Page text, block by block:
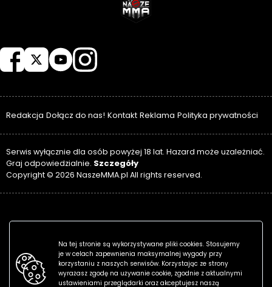
Redakcja Dołącz do nas! Kontakt Reklama Polityka prywatności
Serwis wyłącznie dla osób powyżej 18 lat. Hazard może uzależniać.
Graj odpowiedzialnie. Szczegóły
Copyright © 2026 NaszeMMA.pl All rights reserved.
Na tej stronie są wykorzystywane pliki cookies. Stosujemy
je w celach zapewnienia maksymalnej wygody przy
korzystaniu z naszych serwisów. Korzystając ze strony
wyrażasz zgodę na używanie cookie, zgodnie z aktualnymi
ustawieniami przeglądarki oraz akceptujesz naszą